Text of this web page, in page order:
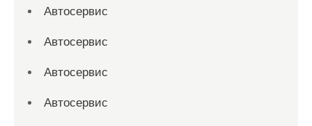
Автосервис
Автосервис
Автосервис
Автосервис